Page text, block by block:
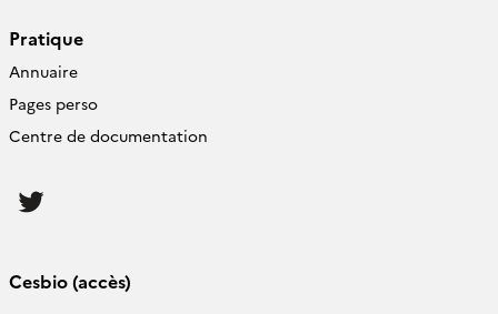
Pratique
Annuaire
Pages perso
Centre de documentation
Cesbio (accès)